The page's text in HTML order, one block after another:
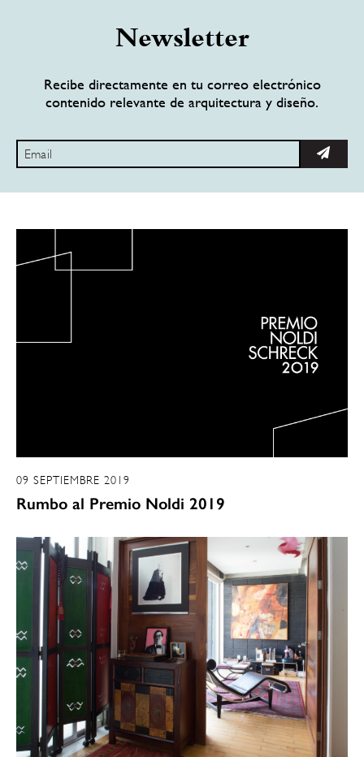
Newsletter
Recibe directamente en tu correo electrónico
contenido relevante de arquitectura y diseño.
09 SEPTIEMBRE 2019
Rumbo al Premio Noldi 2019